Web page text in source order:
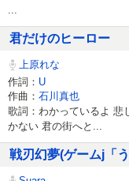
君だけのヒーロー
上原れな
作詞： U
作曲： 石川真也
歌詞：わかっているよ 悲
かない 君の街へと...
戦刃幻夢(ゲームj「